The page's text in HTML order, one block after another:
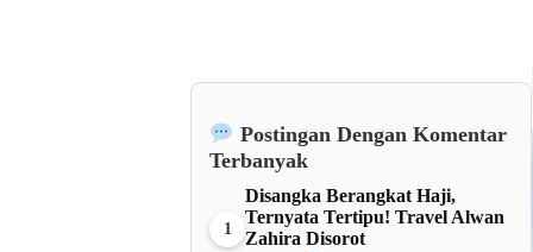
Postingan Dengan Komentar
Terbanyak
1
Disangka Berangkat Haji,
Ternyata Tertipu! Travel Alwan
Zahira Disorot